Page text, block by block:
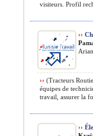
visiteurs. Profil
››
›› (Tracteurs
équipes de
travail, assurer la
››